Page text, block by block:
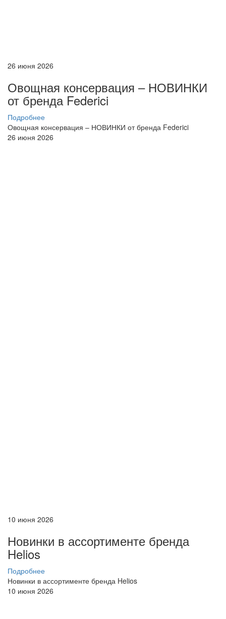
26 июня 2026
Овощная консервация – НОВИНКИ
от бренда Federici
Подробнее
Овощная консервация – НОВИНКИ от бренда Federici
26 июня 2026
10 июня 2026
Новинки в ассортименте бренда
Helios
Подробнее
Новинки в ассортименте бренда Helios
10 июня 2026